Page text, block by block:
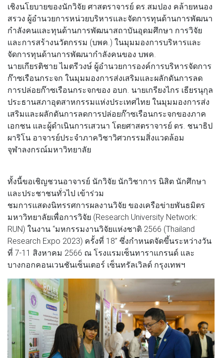
เชิงนโยบายของนักวิจัย ศาสตราจารย์ ดร.สมปอง คล้ายหนอง
สรวง ผู้อำนวยการหน่วยบริหารและจัดการทุนด้านการพัฒนา
กำลังคนและทุนด้านการพัฒนาสถาบันอุดมศึกษา การวิจัย
และการสร้างนวัตกรรม (บพค.) ในมุมมองการบริหารและ
จัดการทุนด้านการพัฒนากำลังคนของ บพค.
นายเกียรติชาย ไมตรีวงษ์ ผู้อำนวยการองค์การบริหารจัดการ
ก๊าซเรือนกระจก ในมุมมองการส่งเสริมและผลักดันการลด
การปล่อยก๊าซเรือนกระจกของ อบก. นายเกรียงไกร เธียรนุกุล
ประธานสภาอุตสาหกรรมแห่งประเทศไทย ในมุมมองการส่ง
เสริมและผลักดันการลดการปล่อยก๊าซเรือนกระจกของภาค
เอกชน และผู้ดำเนินการเสวนา โดยศาสตราจารย์ ดร. ชนาธิป
ผาริโน อาจารย์ประจำภาควิชาวิศวกรรมสิ่งแวดล้อม
จุฬาลงกรณ์มหาวิทยาลัย
ทั้งนี้ขอเชิญชวนอาจารย์ นักวิจัย นักวิชาการ นิสิต นักศึกษา
และประชาชนทั่วไป เข้าร่วม
ชมการแสดงนิทรรศการผลงานวิจัย ของเครือข่ายพันธมิตร
มหาวิทยาลัยเพื่อการวิจัย (Research University Network:
RUN) ในงาน “มหกรรมงานวิจัยแห่งชาติ 2566 (Thailand
Research Expo 2023) ครั้งที่ 18” ซึ่งกำหนดจัดขึ้นระหว่างวัน
ที่ 7-11 สิงหาคม 2566 ณ โรงแรมเซ็นทาราแกรนด์ และ
บางกอกคอนเวนชันเซ็นเตอร์ เซ็นทรัลเวิลด์ กรุงเทพฯ